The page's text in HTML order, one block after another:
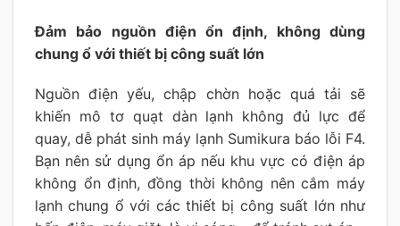
Đảm bảo nguồn điện ổn định, không dùng
chung ổ với thiết bị công suất lớn
Nguồn điện yếu, chập chờn hoặc quá tải sẽ
khiến mô tơ quạt dàn lạnh không đủ lực để
quay, dễ phát sinh máy lạnh Sumikura báo lỗi F4.
Bạn nên sử dụng ổn áp nếu khu vực có điện áp
không ổn định, đồng thời không nên cắm máy
lạnh chung ổ với các thiết bị công suất lớn như